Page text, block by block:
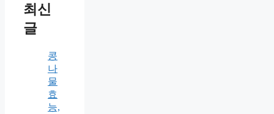
최신
글
콩
나
물
효
능,